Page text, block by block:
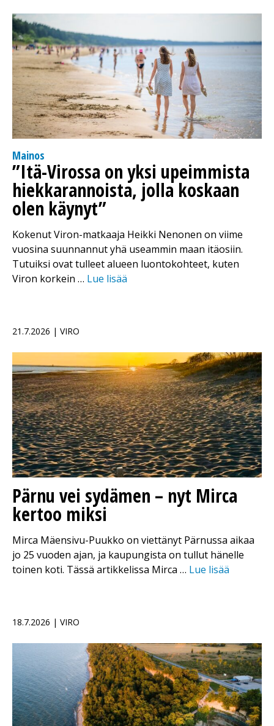
Mainos
”Itä-Virossa on yksi upeimmista
hiekkarannoista, jolla koskaan
olen käynyt”
Kokenut Viron-matkaaja Heikki Nenonen on viime
vuosina suunnannut yhä useammin maan itäosiin.
Tutuiksi ovat tulleet alueen luontokohteet, kuten
Viron korkein … Lue lisää
21.7.2026 | VIRO
Pärnu vei sydämen – nyt Mirca
kertoo miksi
Mirca Mäensivu-Puukko on viettänyt Pärnussa aikaa
jo 25 vuoden ajan, ja kaupungista on tullut hänelle
toinen koti. Tässä artikkelissa Mirca … Lue lisää
18.7.2026 | VIRO